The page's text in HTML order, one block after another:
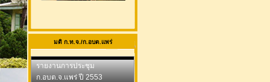
มติ ก.ท.จ./ก.อบต.แพร่
รายงานการประชุม
ก.อบต.จ.แพร่ ปี 2553